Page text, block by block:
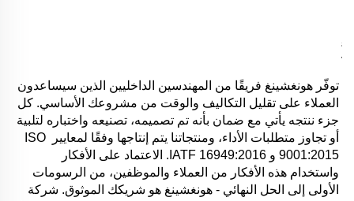
أو تجاوز متطلبات الأداء، ومنتجاتنا يتم إنتاجها وفقًا لمعايير ISO